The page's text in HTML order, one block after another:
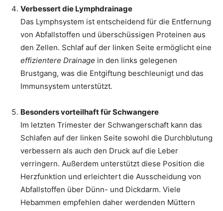
Verbessert die Lymphdrainage
Das Lymphsystem ist entscheidend für die Entfernung
von Abfallstoffen und überschüssigen Proteinen aus
den Zellen. Schlaf auf der linken Seite ermöglicht eine
effizientere Drainage in den links gelegenen
Brustgang, was die Entgiftung beschleunigt und das
Immunsystem unterstützt.
Besonders vorteilhaft für Schwangere
Im letzten Trimester der Schwangerschaft kann das
Schlafen auf der linken Seite sowohl die Durchblutung
verbessern als auch den Druck auf die Leber
verringern. Außerdem unterstützt diese Position die
Herzfunktion und erleichtert die Ausscheidung von
Abfallstoffen über Dünn- und Dickdarm. Viele
Hebammen empfehlen daher werdenden Müttern